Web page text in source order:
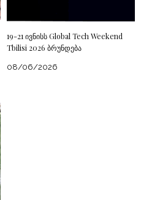
19-21 ივნისს Global Tech Weekend
Tbilisi 2026 ბრუნდება
08/06/2026